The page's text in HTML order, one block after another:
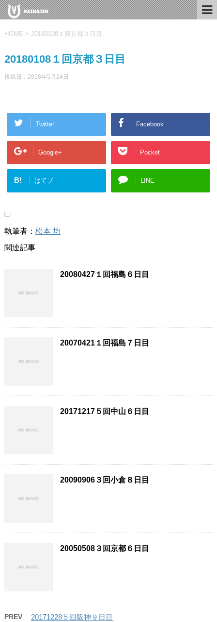
HOME > 20180108１回京都３日目
20180108１回京都３日目
投稿日： 2018年5月24日
Twitter Facebook
Google+ Pocket
B! はてブ LINE
-
執筆者： 松本 均
関連記事
20080427１回福島６日目
20070421１回福島７日目
20171217５回中山６日目
20090906３回小倉８日目
20050508３回京都６日目
PREV 20171228５回阪神９日目